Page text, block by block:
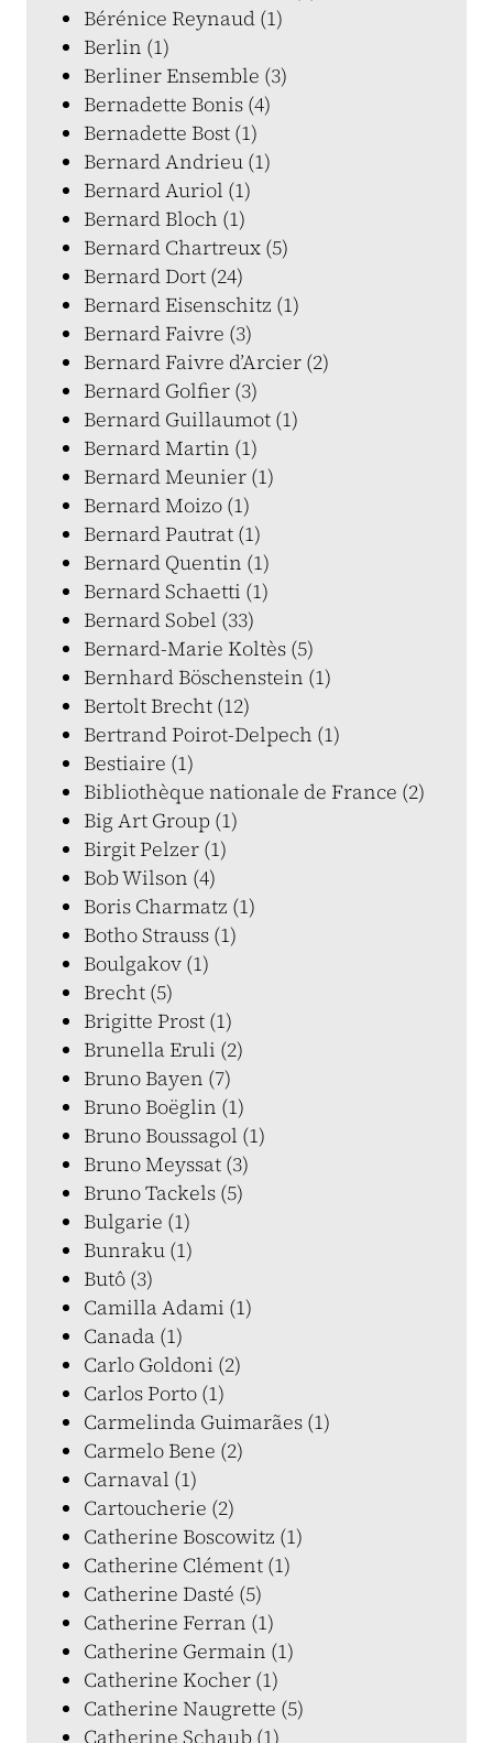
Bérénice Reynaud (1)
Berlin (1)
Berliner Ensemble (3)
Bernadette Bonis (4)
Bernadette Bost (1)
Bernard Andrieu (1)
Bernard Auriol (1)
Bernard Bloch (1)
Bernard Chartreux (5)
Bernard Dort (24)
Bernard Eisenschitz (1)
Bernard Faivre (3)
Bernard Faivre d’Arcier (2)
Bernard Golfier (3)
Bernard Guillaumot (1)
Bernard Martin (1)
Bernard Meunier (1)
Bernard Moizo (1)
Bernard Pautrat (1)
Bernard Quentin (1)
Bernard Schaetti (1)
Bernard Sobel (33)
Bernard-Marie Koltès (5)
Bernhard Böschenstein (1)
Bertolt Brecht (12)
Bertrand Poirot-Delpech (1)
Bestiaire (1)
Bibliothèque nationale de France (2)
Big Art Group (1)
Birgit Pelzer (1)
Bob Wilson (4)
Boris Charmatz (1)
Botho Strauss (1)
Boulgakov (1)
Brecht (5)
Brigitte Prost (1)
Brunella Eruli (2)
Bruno Bayen (7)
Bruno Boëglin (1)
Bruno Boussagol (1)
Bruno Meyssat (3)
Bruno Tackels (5)
Bulgarie (1)
Bunraku (1)
Butô (3)
Camilla Adami (1)
Canada (1)
Carlo Goldoni (2)
Carlos Porto (1)
Carmelinda Guimarães (1)
Carmelo Bene (2)
Carnaval (1)
Cartoucherie (2)
Catherine Boscowitz (1)
Catherine Clément (1)
Catherine Dasté (5)
Catherine Ferran (1)
Catherine Germain (1)
Catherine Kocher (1)
Catherine Naugrette (5)
Catherine Schaub (1)